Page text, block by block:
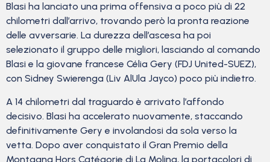
Blasi ha lanciato una prima offensiva a poco più di 22
chilometri dall’arrivo, trovando però la pronta reazione
delle avversarie. La durezza dell’ascesa ha poi
selezionato il gruppo delle migliori, lasciando al comando
Blasi e la giovane francese Célia Gery (FDJ United-SUEZ),
con Sidney Swierenga (Liv AlUla Jayco) poco più indietro.
A 14 chilometri dal traguardo è arrivato l’affondo
decisivo. Blasi ha accelerato nuovamente, staccando
definitivamente Gery e involandosi da sola verso la
vetta. Dopo aver conquistato il Gran Premio della
Montagna Hors Catégorie di La Molina, la portacolori di